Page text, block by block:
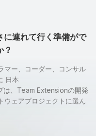
に連れて行く準備がで
？
マー、コーダー、コンサル
日本
は、Team Extensionの開発
ウェアプロジェクトに選ん